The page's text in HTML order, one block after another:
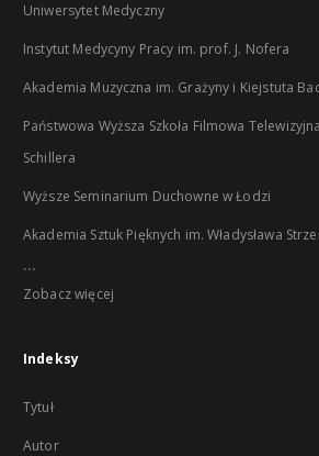
Uniwersytet Medyczny
Instytut Medycyny Pracy im. prof. J. Nofera
Akademia Muzyczna im. Grażyny i Kiejstuta
Państwowa Wyższa Szkoła Filmowa
Schillera
Wyższe Seminarium Duchowne w Łodzi
Akademia Sztuk Pięknych im. Władysława
...
Zobacz więcej
Indeksy
Tytuł
Autor